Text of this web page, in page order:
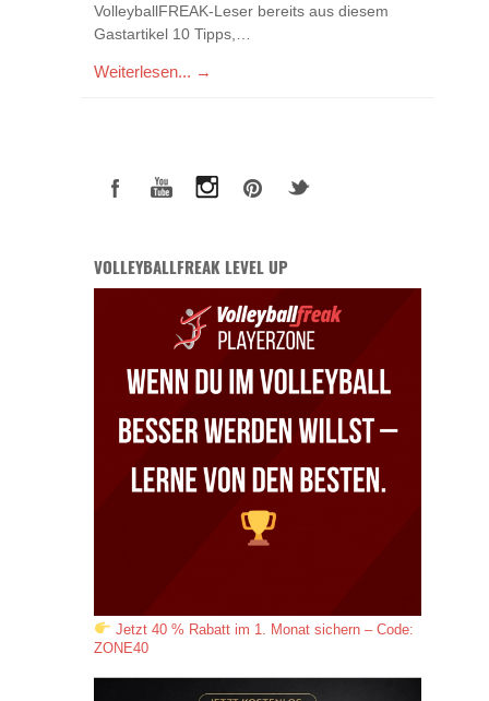
VolleyballFREAK-Leser bereits aus diesem
Gastartikel 10 Tipps,…
Weiterlesen... →
VOLLEYBALLFREAK LEVEL UP
Jetzt 40 % Rabatt im 1. Monat sichern – Code:
ZONE40